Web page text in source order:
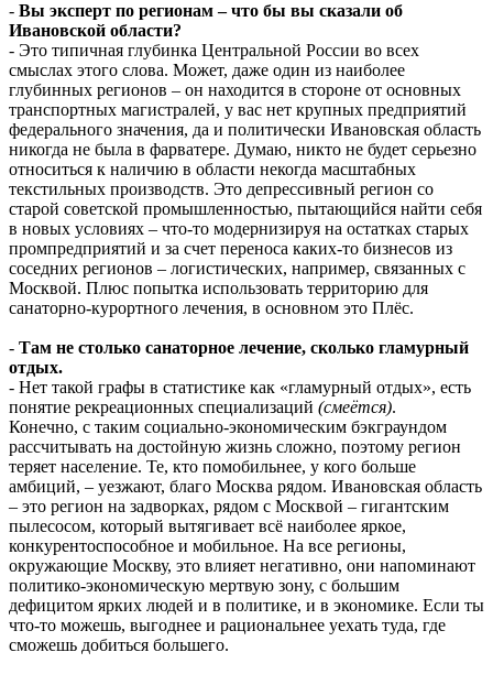
- Вы эксперт по регионам – что бы вы сказали об
Ивановской области?
- Это типичная глубинка Центральной России во всех
смыслах этого слова. Может, даже один из наиболее
глубинных регионов – он находится в стороне от основных
транспортных магистралей, у вас нет крупных предприятий
федерального значения, да и политически Ивановская область
никогда не была в фарватере. Думаю, никто не будет серьезно
относиться к наличию в области некогда масштабных
текстильных производств. Это депрессивный регион со
старой советской промышленностью, пытающийся найти себя
в новых условиях – что-то модернизируя на остатках старых
промпредприятий и за счет переноса каких-то бизнесов из
соседних регионов – логистических, например, связанных с
Москвой. Плюс попытка использовать территорию для
санаторно-курортного лечения, в основном это Плёс.
- Там не столько санаторное лечение, сколько гламурный
отдых.
- Нет такой графы в статистике как «гламурный отдых», есть
понятие рекреационных специализаций (смеётся).
Конечно, с таким социально-экономическим бэкграундом
рассчитывать на достойную жизнь сложно, поэтому регион
теряет население. Те, кто помобильнее, у кого больше
амбиций, – уезжают, благо Москва рядом. Ивановская область
– это регион на задворках, рядом с Москвой – гигантским
пылесосом, который вытягивает всё наиболее яркое,
конкурентоспособное и мобильное. На все регионы,
окружающие Москву, это влияет негативно, они напоминают
политико-экономическую мертвую зону, с большим
дефицитом ярких людей и в политике, и в экономике. Если ты
что-то можешь, выгоднее и рациональнее уехать туда, где
сможешь добиться большего.